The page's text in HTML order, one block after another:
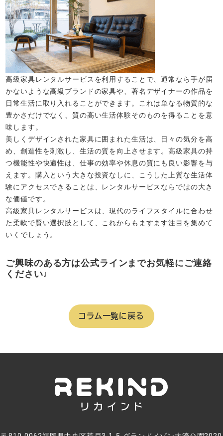
高級家具レンタルサービスを利用することで、通常なら手が届
かないような高級ブランドの家具や、著名デザイナーの作品を
日常生活に取り入れることができます。これは単なる物質的な
豊かさだけでなく、質の高い生活体験そのものを得ることを意
味します。
美しくデザインされた家具に囲まれた生活は、日々の気分を高
め、創造性を刺激し、生活の質を向上させます。高級家具の持
つ機能性や快適性は、仕事の効率や休息の質にも良い影響を与
えます。購入という大きな投資なしに、こうした上質な生活体
験にアクセスできることは、レンタルサービスならではの大き
な価値です。
高級家具レンタルサービスは、現代のライフスタイルに合わせ
た柔軟で賢い選択肢として、これからもますます注目を集めて
いくでしょう。
ご興味のある方は公式ラインまでお気軽にご連絡
ください♩
コラム一覧に戻る